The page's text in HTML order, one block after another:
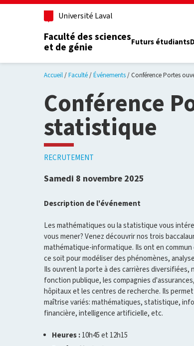
Aller au contenu principal
Université Laval
Faculté des sciences
et de génie
Futurs étudiants
Accueil Faculté Événements Conférence Portes
Conférence
statistique
RECRUTEMENT
Samedi 8 novembre 2025
Description de l'événement
Les mathématiques ou la statistique vous
vous mener? Venez découvrir nos trois
mathématique-informatique. Ils ont en
ce soit pour modéliser des phénomènes,
Ils ouvrent la porte à des carrières diversifiées,
fonction publique, les compagnies
hôpitaux et les centres de recherche. Ils
maîtrise variés: mathématiques, statistique,
financière, intelligence artificielle, etc.
Heures : 10h45 et 12h15